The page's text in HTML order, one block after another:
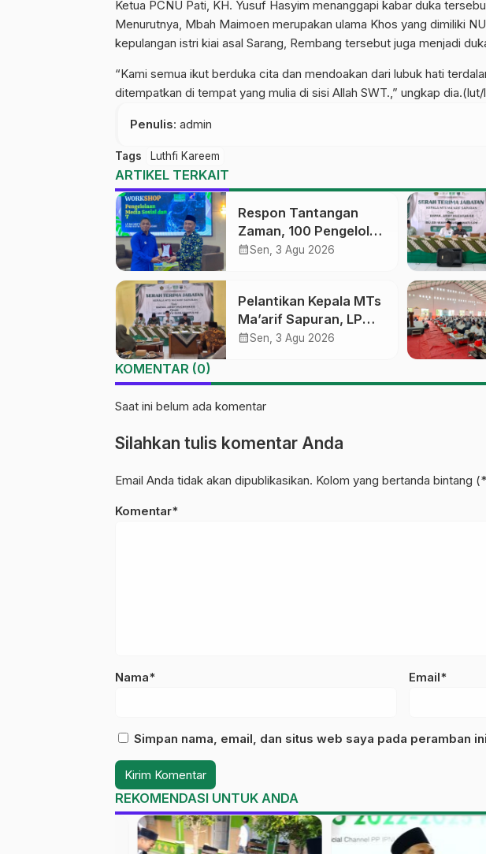
Ketua PCNU Pati, KH. Yusuf Hasyim menanggapi kabar duka
Menurutnya, Mbah Maimoen merupakan ulama Khos yang dimiliki
kepulangan istri kiai asal Sarang, Rembang tersebut juga menjadi
“Kami semua ikut berduka cita dan mendoakan dari lubuk hati
ditempatkan di tempat yang mulia di sisi Allah SWT.,” ungkap dia.(lut/
Penulis: admin
Tags Luthfi Kareem
ARTIKEL TERKAIT
Respon Tantangan
Zaman, 100 Pengelola
Medsos Sekolah
Digital
calendar_monthSen, 3 Agu 2026
Pelantikan Kepala MTs
Ma’arif Sapuran, LP
Ma’arif NU Wonosobo
calendar_monthSen, 3 Agu 2026
KOMENTAR (0)
Saat ini belum ada komentar
Silahkan tulis komentar Anda
Email Anda tidak akan dipublikasikan. Kolom yang bertanda bintang
Komentar*
Nama* Email*
Simpan nama, email, dan situs web saya pada peramban
REKOMENDASI UNTUK ANDA